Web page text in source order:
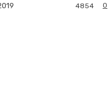
0
4854